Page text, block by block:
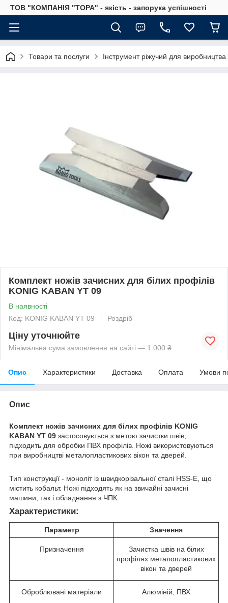
ТОВ "КОМПАНІЯ "ТОРА" - якість - запорука успішності
Товари та послуги Інструмент ріжучий для виробництва
Комплект ножів зачисних для білих профілів
KONIG KABAN YT 09
В наявності
Код: KONIG KABAN YT 09
Роздріб
Ціну уточнюйте
Мінімальна сума замовлення на сайті — 1 000 ₴
Опис Характеристики Доставка Оплата Умови
Опис
Комплект ножів зачисних для білих профілів KONIG
KABAN YT 09 застосовується з метою зачистки швів,
підходить для обробки ПВХ профілів. Ножі використовуються
при виробництві металопластикових вікон та дверей.
Тип конструкції - моноліт із швидкорізальної сталі HSS-E, що
містить кобальт. Ножі підходять як на звичайні зачисні
машини, так і обладнання з ЧПК.
Характеристики:
Параметр Значення
Призначення
Зачистка швів на білих
профілях металопластикових
вікон та дверей
Оброблювані матеріали Алюміній, ПВХ